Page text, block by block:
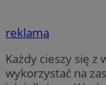
reklama
Każdy cieszy się z
wykorzystać na